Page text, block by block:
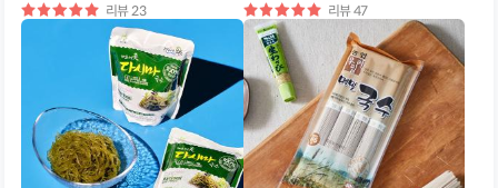
별
점
리뷰 23
별
점
리뷰 47